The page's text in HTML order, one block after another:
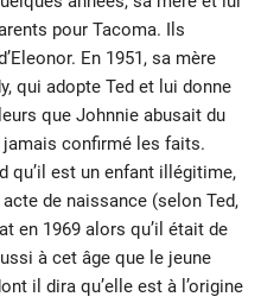
pour Tacoma. Ils
En 1951, sa mère
qui adopte Ted et lui donne
que Johnnie abusait du
jamais confirmé les faits.
qu’il est un enfant illégitime,
de naissance (selon Ted,
en 1969 alors qu’il était de
à cet âge que le jeune
il dira qu’elle est à l’origine